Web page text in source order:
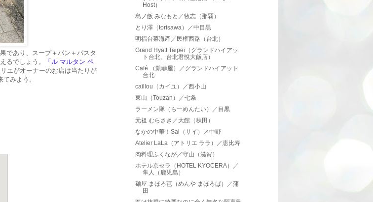
であり、スープ＋パン＋パスタ
るでしょう。
「ル マルタン ペ
エがオーナーのお店は当たりが
みよう。
Host）
島ノ飯 みなもと／牧志（那覇）
とり澤（torisawa）／中目黒
明福台菜海產／民権西路（台北）
Grand Hyatt Taipei（グランドハイアッ
ト台北、台北君悅大飯店）
Café （凱菲屋）／グランドハイアット
台北
caillou（カイユ）／西小山
東山（Touzan）／七条
ラーメン隊（らーめんたい）／目黒
元祖 むらさき／大館（秋田）
なかの中華！Sai（サイ）／中野
Atelier LaLa（アトリエ ララ）／恵比寿
肉料理ふくなが／守山（滋賀）
ホテル京セラ（HOTEL KYOCERA）／
隼人（鹿児島）
麺屋 まほろ芭（めんや まほろば）／蒲
田